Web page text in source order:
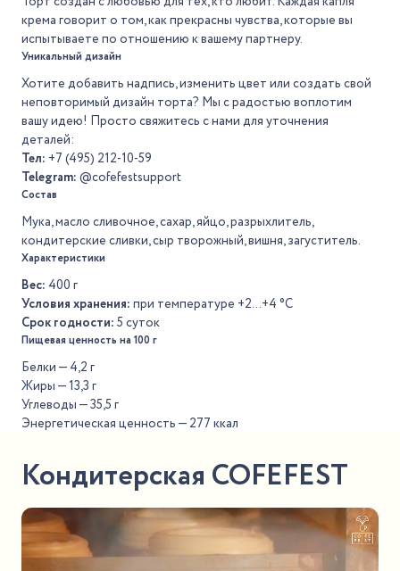
крема говорит о том, как прекрасны чувства, которые вы
испытываете по отношению к вашему партнеру.
Уникальный дизайн
Хотите добавить надпись, изменить цвет или создать свой
неповторимый дизайн торта? Мы с радостью воплотим
вашу идею! Просто свяжитесь с нами для уточнения
деталей:
Тел: +7 (495) 212-10-59
Telegram: @cofefestsupport
Состав
Мука, масло сливочное, сахар, яйцо, разрыхлитель,
кондитерские сливки, сыр творожный, вишня, загуститель.
Характеристики
Вес: 400 г
Условия хранения: при температуре +2…+4 °C
Срок годности: 5 суток
Пищевая ценность на 100 г
Белки — 4,2 г
Жиры — 13,3 г
Углеводы — 35,5 г
Энергетическая ценность — 277 ккал
Кондитерская COFEFEST